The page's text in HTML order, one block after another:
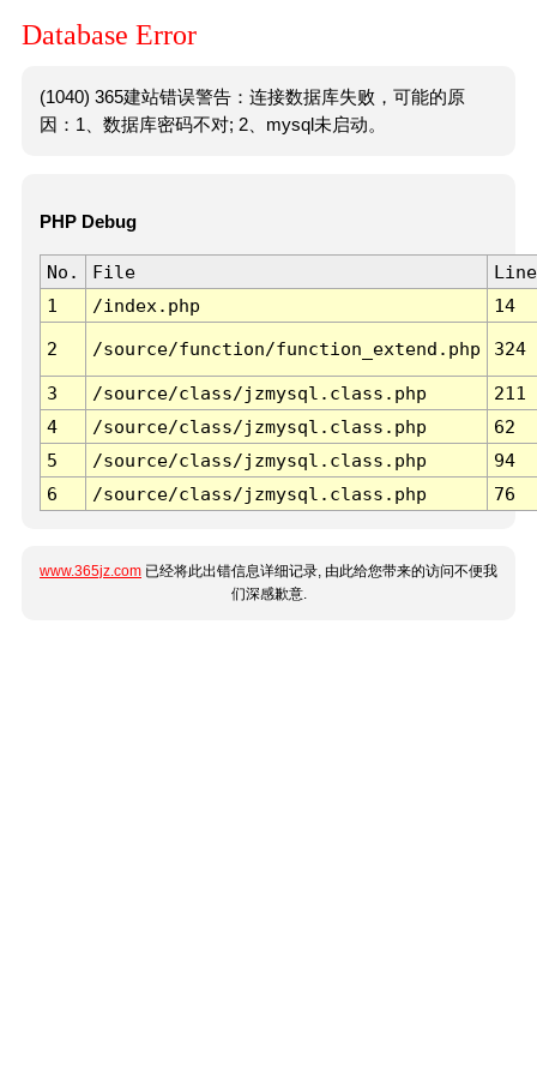
Database Error
(1040) 365建站错误警告：连接数据库失败，可能的原
因：1、数据库密码不对; 2、mysql未启动。
PHP Debug
No. File
Line
1
/index.php 14
2 /source/function/function_extend.php 324
3 /source/class/jzmysql.class.php
211
4
/source/class/jzmysql.class.php
62
5
/source/class/jzmysql.class.php
94
6
/source/class/jzmysql.class.php 76
www.365jz.com 已经将此出错信息详细记录, 由此给您带来的访问不便我
们深感歉意.